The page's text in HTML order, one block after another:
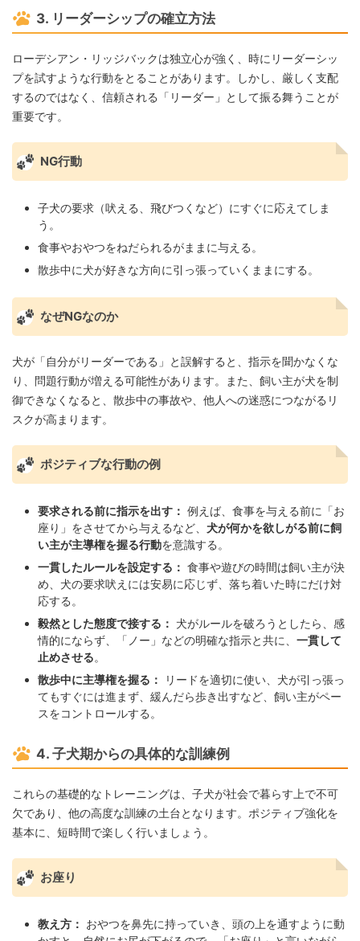
3. リーダーシップの確立方法
ローデシアン・リッジバックは独立心が強く、時にリーダーシッ
プを試すような行動をとることがあります。しかし、厳しく支配
するのではなく、信頼される「リーダー」として振る舞うことが
重要です。
NG行動
子犬の要求（吠える、飛びつくなど）にすぐに応えてしま
う。
食事やおやつをねだられるがままに与える。
散歩中に犬が好きな方向に引っ張っていくままにする。
なぜNGなのか
犬が「自分がリーダーである」と誤解すると、指示を聞かなくな
り、問題行動が増える可能性があります。また、飼い主が犬を制
御できなくなると、散歩中の事故や、他人への迷惑につながるリ
スクが高まります。
ポジティブな行動の例
要求される前に指示を出す： 例えば、食事を与える前に「お
座り」をさせてから与えるなど、 犬が何かを欲しがる前に飼
い主が主導権を握る行動を意識する。
一貫したルールを設定する： 食事や遊びの時間は飼い主が決
め、犬の要求吠えには安易に応じず、落ち着いた時にだけ対
応する。
毅然とした態度で接する： 犬がルールを破ろうとしたら、感
情的にならず、「ノー」などの明確な指示と共に、 一貫して
止めさせる。
散歩中に主導権を握る：
リードを適切に使い、犬が引っ張っ
てもすぐには進まず、緩んだら歩き出すなど、飼い主がペー
スをコントロールする。
4. 子犬期からの具体的な訓練例
これらの基礎的なトレーニングは、子犬が社会で暮らす上で不可
欠であり、他の高度な訓練の土台となります。ポジティブ強化を
基本に、短時間で楽しく行いましょう。
お座り
教え方： おやつを鼻先に持っていき、頭の上を通すように動